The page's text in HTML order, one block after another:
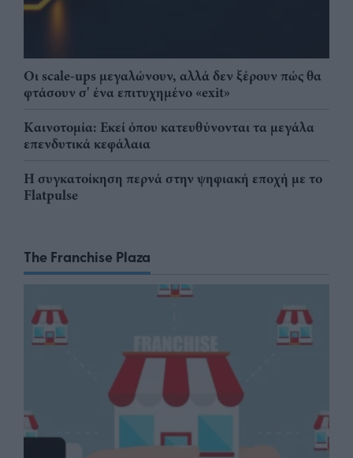
Οι scale-ups μεγαλώνουν, αλλά δεν ξέρουν πώς θα
φτάσουν σ' ένα επιτυχημένο «exit»
Καινοτομία: Εκεί όπου κατευθύνονται τα μεγάλα
επενδυτικά κεφάλαια
Η συγκατοίκηση περνά στην ψηφιακή εποχή με το
Flatpulse
The Franchise Plaza